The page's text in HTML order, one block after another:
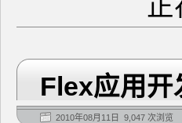
正
Flex应用开
2010年08月11日 9,047 次浏览